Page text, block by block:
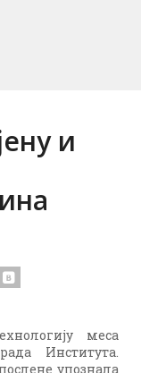
и
меса
Института.
упознала